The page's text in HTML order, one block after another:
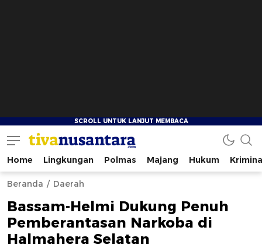
tivanusantara.com
Berita Nusantara
Home Lingkungan Polmas Majang Hukum
Beranda Daerah
Bassam-Helmi Dukung Penuh
Pemberantasan Narkoba di
Halmahera Selatan